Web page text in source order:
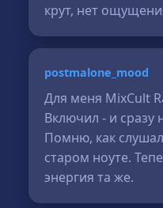
крут, нет
postmalone_mood
Для меня MixCult
Включил - и сразу
Помню, как
старом ноуте.
энергия та же.